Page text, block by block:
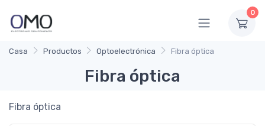
0
Casa Productos Optoelectrónica Fibra óptica
Fibra óptica
Fibra óptica